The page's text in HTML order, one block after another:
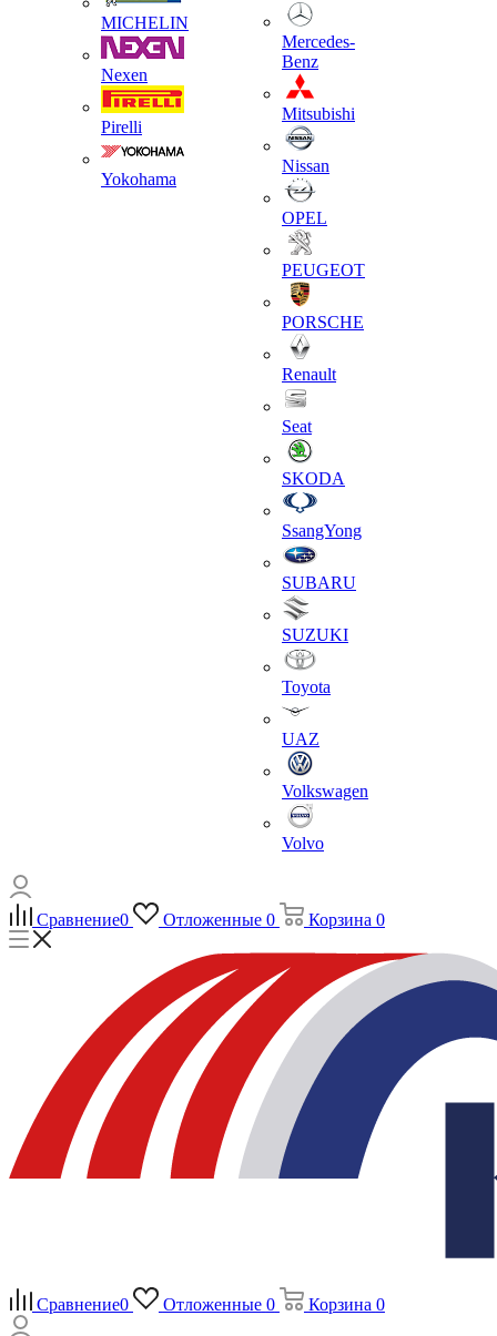
MICHELIN
Nexen
Pirelli
Yokohama
Mercedes-
Benz
Mitsubishi
Nissan
OPEL
PEUGEOT
PORSCHE
Renault
Seat
SKODA
SsangYong
SUBARU
SUZUKI
Toyota
UAZ
Volkswagen
Volvo
Сравнение0 Отложенные 0 Корзина 0
Сравнение0 Отложенные 0 Корзина 0